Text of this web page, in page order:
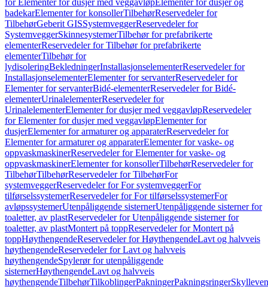
for Elementer for dusjer med veggavløpElementer for dusjer og
badekarElementer for konsollerTilbehørReservedeler for
TilbehørGeberit GISSystemveggerReservedeler for
SystemveggerSkinnesystemerTilbehør for prefabrikerte
elementerReservedeler for Tilbehør for prefabrikerte
elementerTilbehør for
lydisoleringBekledningerInstallasjonselementerReservedeler for
InstallasjonselementerElementer for servanterReservedeler for
Elementer for servanterBidé-elementerReservedeler for Bidé-
elementerUrinalelementerReservedeler for
UrinalelementerElementer for dusjer med veggavløpReservedeler
for Elementer for dusjer med veggavløpElementer for
dusjerElementer for armaturer og apparaterReservedeler for
Elementer for armaturer og apparaterElementer for vaske- og
oppvaskmaskinerReservedeler for Elementer for vaske- og
oppvaskmaskinerElementer for konsollerTilbehørReservedeler for
TilbehørTilbehørReservedeler for TilbehørFor
systemveggerReservedeler for For systemveggerFor
tilførselssystemerReservedeler for For tilførselssystemerFor
avløpssystemerUtenpåliggende sisternerUtenpåliggende sisterner for
toaletter, av plastReservedeler for Utenpåliggende sisterner for
toaletter, av plastMontert på toppReservedeler for Montert på
toppHøythengendeReservedeler for HøythengendeLavt og halvveis
høythengendeReservedeler for Lavt og halvveis
høythengendeSpylerør for utenpåliggende
sisternerHøythengendeLavt og halvveis
høythengendeTilbehørTilkoblingerPakningerPakningsringer